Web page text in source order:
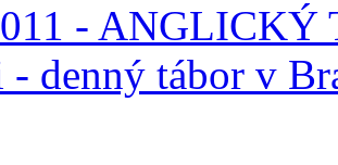
- ANGLICKÝ
denný tábor v